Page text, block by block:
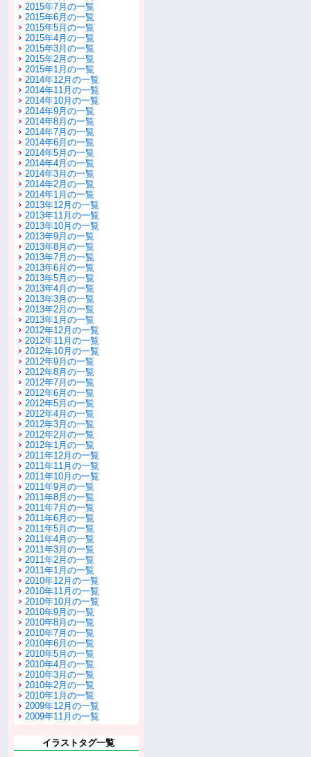
2015年7月の一覧
2015年6月の一覧
2015年5月の一覧
2015年4月の一覧
2015年3月の一覧
2015年2月の一覧
2015年1月の一覧
2014年12月の一覧
2014年11月の一覧
2014年10月の一覧
2014年9月の一覧
2014年8月の一覧
2014年7月の一覧
2014年6月の一覧
2014年5月の一覧
2014年4月の一覧
2014年3月の一覧
2014年2月の一覧
2014年1月の一覧
2013年12月の一覧
2013年11月の一覧
2013年10月の一覧
2013年9月の一覧
2013年8月の一覧
2013年7月の一覧
2013年6月の一覧
2013年5月の一覧
2013年4月の一覧
2013年3月の一覧
2013年2月の一覧
2013年1月の一覧
2012年12月の一覧
2012年11月の一覧
2012年10月の一覧
2012年9月の一覧
2012年8月の一覧
2012年7月の一覧
2012年6月の一覧
2012年5月の一覧
2012年4月の一覧
2012年3月の一覧
2012年2月の一覧
2012年1月の一覧
2011年12月の一覧
2011年11月の一覧
2011年10月の一覧
2011年9月の一覧
2011年8月の一覧
2011年7月の一覧
2011年6月の一覧
2011年5月の一覧
2011年4月の一覧
2011年3月の一覧
2011年2月の一覧
2011年1月の一覧
2010年12月の一覧
2010年11月の一覧
2010年10月の一覧
2010年9月の一覧
2010年8月の一覧
2010年7月の一覧
2010年6月の一覧
2010年5月の一覧
2010年4月の一覧
2010年3月の一覧
2010年2月の一覧
2010年1月の一覧
2009年12月の一覧
2009年11月の一覧
イラストタグ一覧